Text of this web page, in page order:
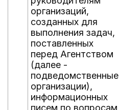
организаций,
созданных для
выполнения задач,
поставленных
перед Агентством
(далее -
подведомственные
организации),
информационных
писем по вопросам